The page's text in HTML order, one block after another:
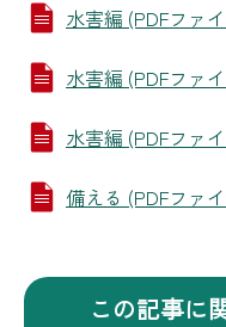
水害編 (PDFファ
水害編 (PDFファ
水害編 (PDFファ
備える (PDFファ
この記事に